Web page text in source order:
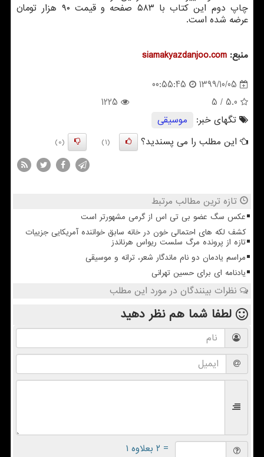
چاپ دوم این کتاب با ۵۸۳ صفحه و قیمت ۹۰ هزار تومان
عرضه شده است.
منبع: siamakyazdanjoo.com
1399/10/05
00:55:45
5.0
/ 5
1225
تگهای خبر:
موسیقی
این مطلب را می پسندید؟
(1)
(0)
تازه ترین مطالب مرتبط
عکس سگ عضو بی تی اس از گرمی مشهورتر است
کشف لکه های احتمالی خون در خانه سابق خواننده آمریکایی جزییات
تازه از پرونده مرگ سلست ریواس هرناندز
مراسم یادمان دو نام ماندگار شعر، ترانه و موسیقی
یادنامه ای برای حسین تهرانی
نظرات بینندگان در مورد این مطلب
لطفا شما همنظر دهید
= ۲ بعلاوه ۱